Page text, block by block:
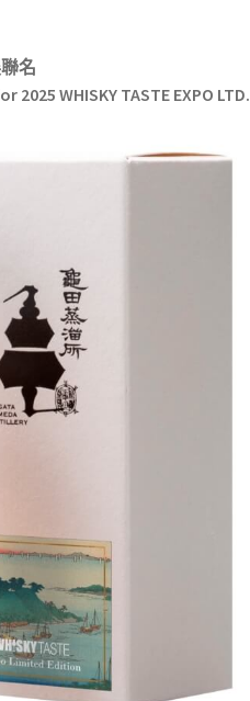
名
2025 WHISKY TASTE EXPO LTD.